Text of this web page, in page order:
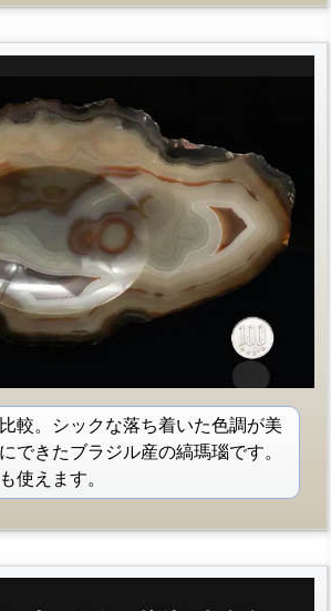
較。シックな落ち着いた色調が美
できたブラジル産の縞瑪瑙です。
使えます。